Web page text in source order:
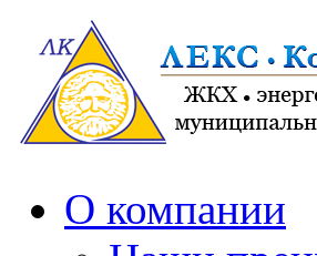
О компании